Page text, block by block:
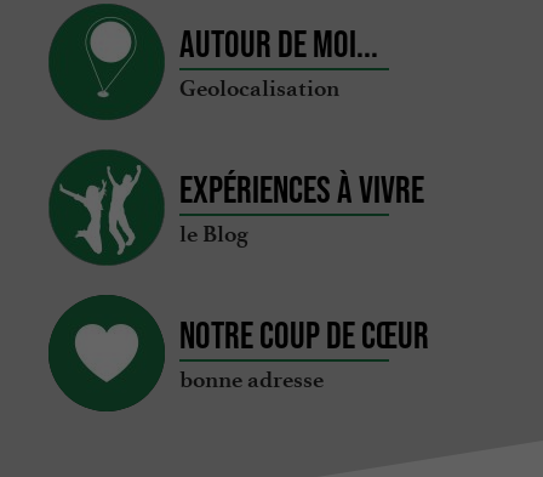
Autour de moi...
Geolocalisation
Expériences à vivre
le Blog
Notre coup de cœur
bonne adresse